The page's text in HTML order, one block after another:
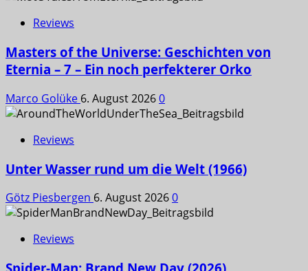
Reviews
Masters of the Universe: Geschichten von
Eternia – 7 – Ein noch perfekterer Orko
Marco Golüke 6. August 20260
Reviews
Unter Wasser rund um die Welt (1966)
Götz Piesbergen 6. August 20260
Reviews